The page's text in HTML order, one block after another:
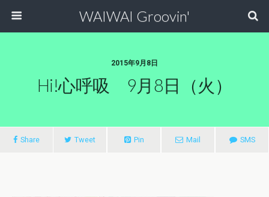
WAIWAI Groovin'
2015年9月8日
Hi!心呼吸 9月8日（火）
Share Tweet Pin Mail SMS